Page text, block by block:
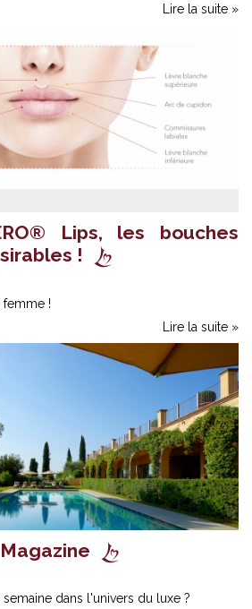
Lire la suite »
Lips, les bouches
!
!
Lire la suite »
dans l'univers du luxe ?